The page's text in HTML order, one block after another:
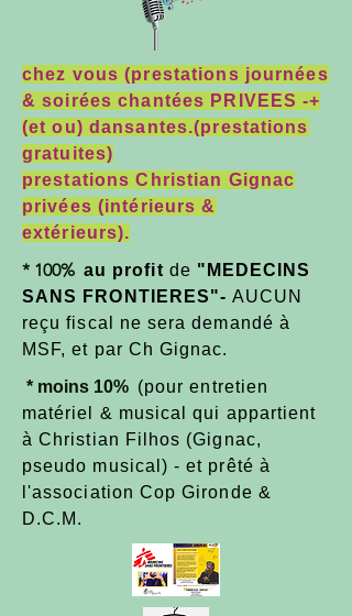
chez vous (prestations journées
& soirées chantées PRIVEES -+
(et ou) dansantes.(prestations
gratuites)
prestations Christian Gignac
privées (intérieurs &
extérieurs).
* 100% au profit de "MEDECINS
SANS FRONTIERES"- AUCUN
reçu fiscal ne sera demandé à
MSF, et par Ch Gignac.
* moins 10% (pour entretien
matériel & musical qui appartient
à Christian Filhos (Gignac,
pseudo musical) - et prêté à
l'association Cop Gironde &
D.C.M.